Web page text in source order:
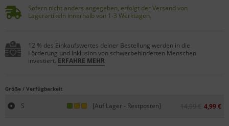
Sofern nicht anders angegeben, erfolgt der Versand von
Lagerartikeln innerhalb von 1-3 Werktagen.
12 % des Einkaufswertes deiner Bestellung werden in die
Förderung und Inklusion von schwerbehinderten Menschen
investiert. ERFAHRE MEHR
Größe / Verfügbarkeit
S [Auf Lager - Restposten] 14,99 € 4,99 €